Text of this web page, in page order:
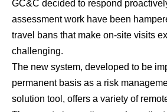
GC&C decided to respond
assessment work have been
travel bans that make on-site visits
challenging.
The new system, developed to be
permanent basis as a risk
solution tool, offers a variety of